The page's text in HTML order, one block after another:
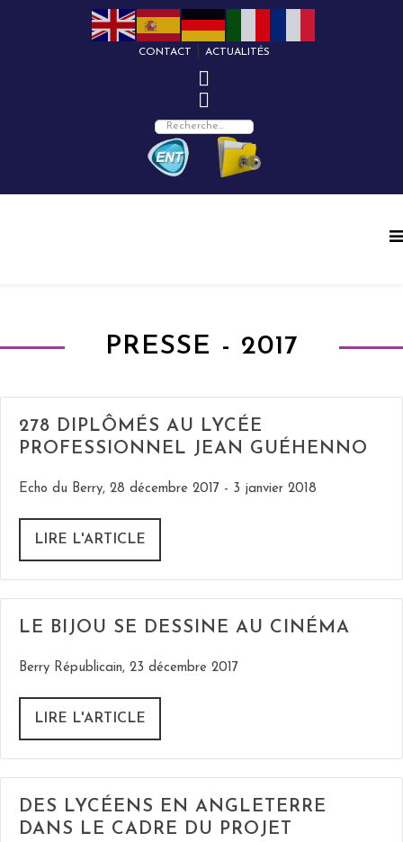
CONTACT ACTUALITÉS
PRESSE - 2017
278 DIPLÔMÉS AU LYCÉE
PROFESSIONNEL JEAN GUÉHENNO
Echo du Berry, 28 décembre 2017 - 3 janvier 2018
LIRE L'ARTICLE
LE BIJOU SE DESSINE AU CINÉMA
Berry Républicain, 23 décembre 2017
LIRE L'ARTICLE
DES LYCÉENS EN ANGLETERRE
DANS LE CADRE DU PROJET